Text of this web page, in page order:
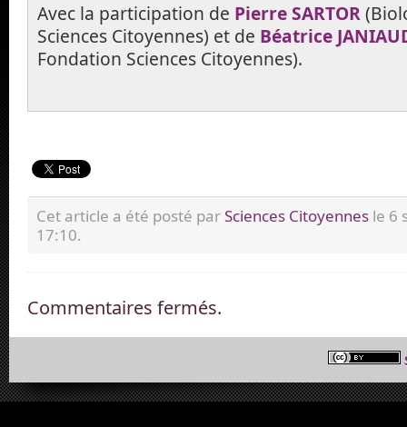
Avec la participation de Pierre SARTOR
Sciences Citoyennes) et de Béatrice
Fondation Sciences Citoyennes).
Cet article a été posté parSciences Citoyennes le 6
17:10.
Commentaires fermés.